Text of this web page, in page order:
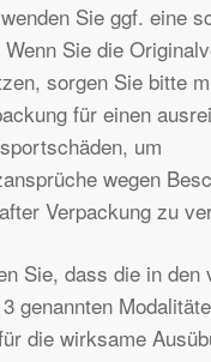
Sie ggf. eine
Sie die
sorgen Sie bitte
für einen
um
wegen
Verpackung zu
Sie, dass die in den
genannten
die wirksame